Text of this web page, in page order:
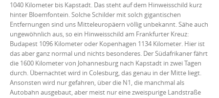
1040 Kilometer bis Kapstadt. Das steht auf dem Hinweisschild kurz
hinter Bloemfontein. Solche Schilder mit solch gigantischen
Entfernungen sind uns Mitteleuropäern völlig unbekannt. Sähe auch
ungewöhnlich aus, so ein Hinweisschild am Frankfurter Kreuz:
Budapest 1096 Kilometer oder Kopenhagen 1134 Kilometer. Hier ist
das aber ganz normal und nichts besonderes. Der Südafrikaner fährt
die 1600 Kilometer von Johannesburg nach Kapstadt in zwei Tagen
durch. Übernachtet wird in Colesburg, das genau in der Mitte liegt.
Ansonsten wird nur gefahren, über die N1, die manchmal als
Autobahn ausgebaut, aber meist nur eine zweispurige Landstraße